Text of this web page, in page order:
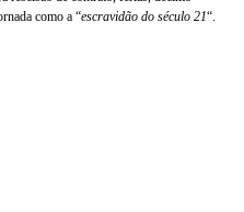
como a “escravidão do século 21“.